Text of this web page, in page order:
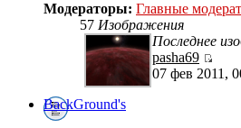
Модераторы: Главные
57 Изображения
Последнее
pasha69
07 фев 2011,
BackGround's